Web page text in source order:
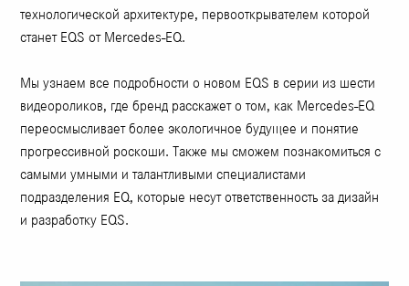
технологической архитектуре, первооткрывателем которой
станет EQS от Mercedes-EQ.
Мы узнаем все подробности о новом EQS в серии из шести
видеороликов, где бренд расскажет о том, как Mercedes-EQ
переосмысливает более экологичное будущее и понятие
прогрессивной роскоши. Также мы сможем познакомиться с
самыми умными и талантливыми специалистами
подразделения EQ, которые несут ответственность за дизайн
и разработку EQS.